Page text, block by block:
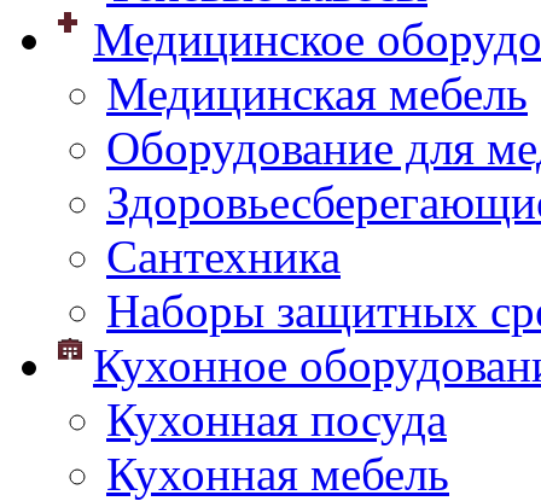
Медицинское
Медицинская мебель
Оборудование для
Сантехника
Наборы защитных
Кухонное
Кухонная посуда
Кухонная мебель